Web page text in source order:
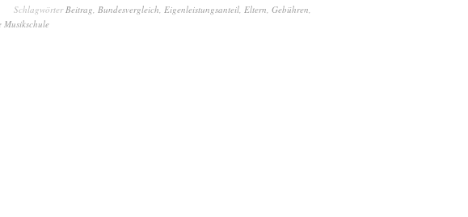
Schlagwörter Beitrag Bundesvergleich Eigenleistungsanteil Eltern Gebühren
Musikschule